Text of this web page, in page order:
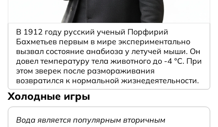
В 1912 году русский ученый Порфирий
Бахметьев первым в мире экспериментально
вызвал состояние анабиоза у летучей мыши. Он
довел температуру тела животного до -4 °C. При
этом зверек после размораживания
возвратился к нормальной жизнедеятельности.
Холодные игры
Вода является популярным вторичным